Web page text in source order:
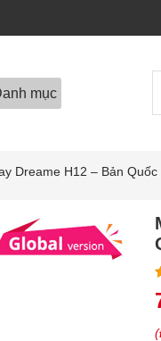
mục
Dreame H12 – Bản Quốc
4